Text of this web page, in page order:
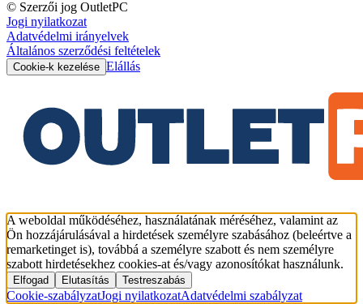
© Szerzői jog OutletPC
Jogi nyilatkozat
Adatvédelmi irányelvek
Általános szerződési feltételek
Cookie-k kezelése Elállás
A weboldal működéséhez, használatának méréséhez, valamint az
Ön hozzájárulásával a hirdetések személyre szabásához (beleértve a
remarketinget is), továbbá a személyre szabott és nem személyre
szabott hirdetésekhez cookies-at és/vagy azonosítókat használunk.
Elfogad Elutasítás Testreszabás
Cookie-szabályzatJogi nyilatkozatAdatvédelmi szabályzat